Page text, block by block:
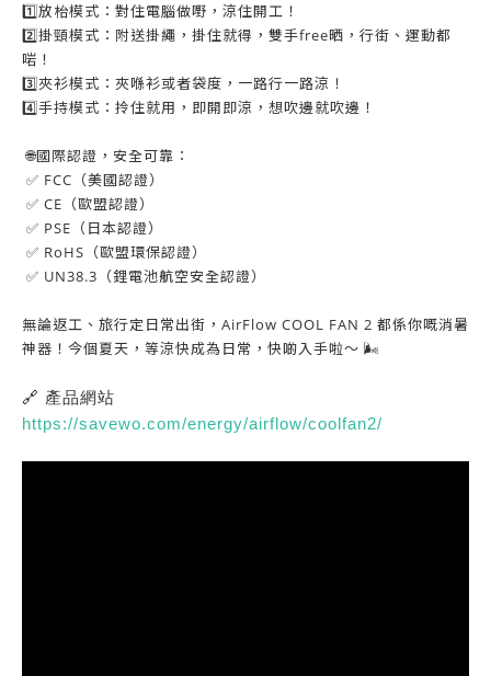
1️⃣放枱模式：對住電腦做嘢，涼住開工！
2️⃣掛頸模式：附送掛繩，掛住就得，雙手free晒，行街、運動都
啱！
3️⃣夾衫模式：夾喺衫或者袋度，一路行一路涼！
4️⃣手持模式：拎住就用，即開即涼，想吹邊就吹邊！
🌐國際認證，安全可靠：
✅ FCC（美國認證）
✅ CE（歐盟認證）
✅ PSE（日本認證）
✅ RoHS（歐盟環保認證）
✅ UN38.3（鋰電池航空安全認證）
無論返工、旅行定日常出街，AirFlow COOL FAN 2 都係你嘅消暑
神器！今個夏天，等涼快成為日常，快啲入手啦～ 🌬️
🔗 產品網站
https://savewo.com/energy/airflow/coolfan2/